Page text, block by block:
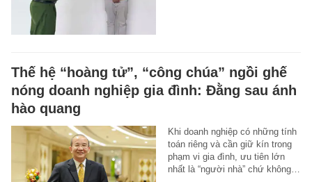
Thế hệ “hoàng tử”, “công chúa” ngồi ghế
nóng doanh nghiệp gia đình: Đằng sau ánh
hào quang
Khi doanh nghiệp có những tính
toán riêng và cần giữ kín trong
phạm vi gia đình, ưu tiên lớn
nhất là “người nhà” chứ không…